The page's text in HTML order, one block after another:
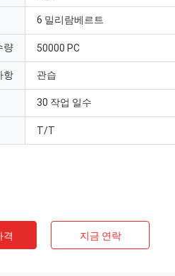
6 밀리람베르트
량 50000 PC
항 관습
30 작업 일수
T/T
격 지금 연락